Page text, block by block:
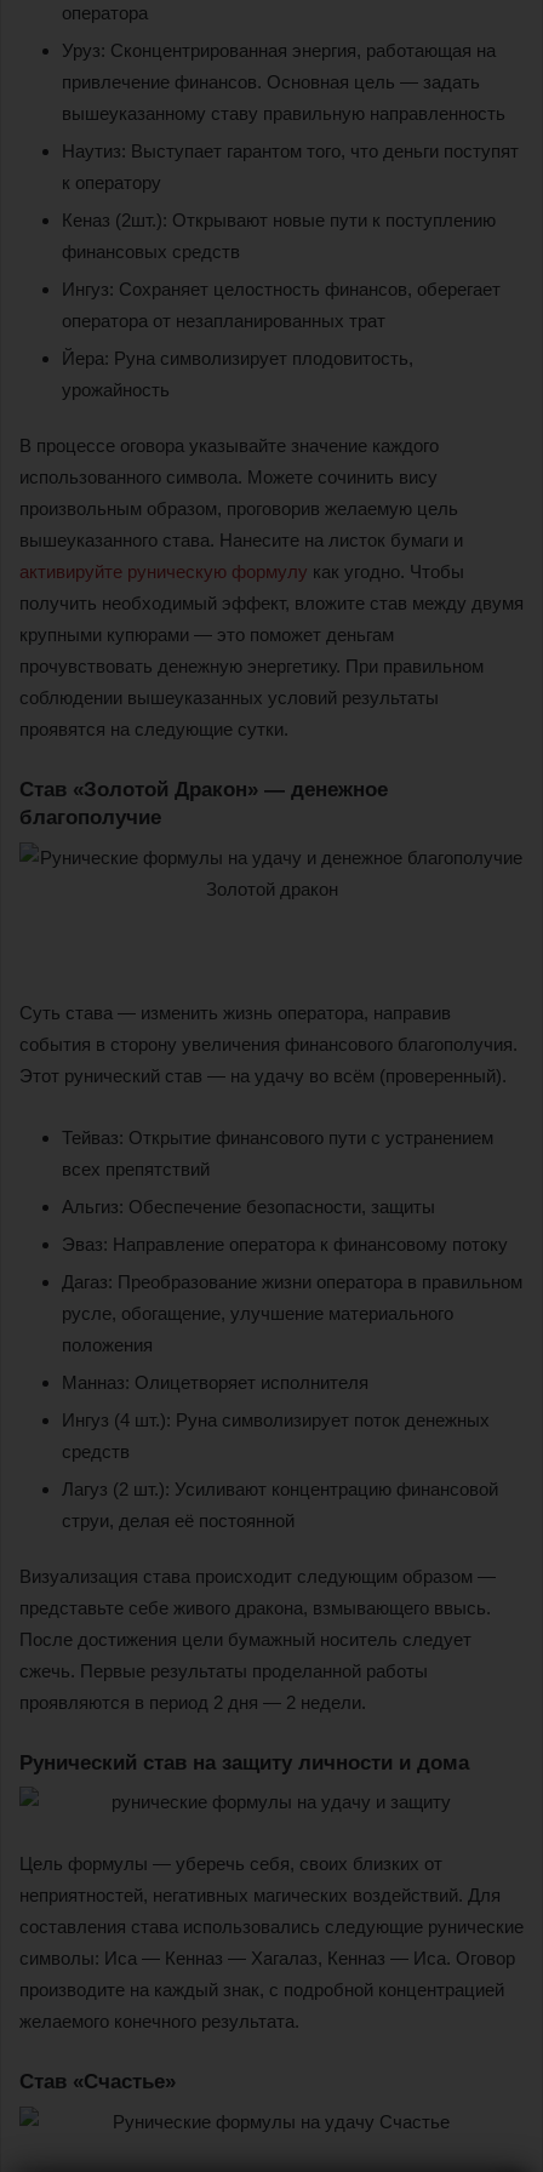
оператора
Уруз: Сконцентрированная энергия, работающая на
привлечение финансов. Основная цель — задать
вышеуказанному ставу правильную направленность
Наутиз: Выступает гарантом того, что деньги поступят
к оператору
Кеназ (2шт.): Открывают новые пути к поступлению
финансовых средств
Ингуз: Сохраняет целостность финансов, оберегает
оператора от незапланированных трат
Йера: Руна символизирует плодовитость,
урожайность
В процессе оговора указывайте значение каждого
использованного символа. Можете сочинить вису
произвольным образом, проговорив желаемую цель
вышеуказанного става. Нанесите на листок бумаги и
активируйте руническую формулу как угодно. Чтобы
получить необходимый эффект, вложите став между двумя
крупными купюрами — это поможет деньгам
прочувствовать денежную энергетику. При правильном
соблюдении вышеуказанных условий результаты
проявятся на следующие сутки.
Став «Золотой Дракон» — денежное
благополучие
Суть става — изменить жизнь оператора, направив
события в сторону увеличения финансового благополучия.
Этот рунический став — на удачу во всём (проверенный).
Тейваз: Открытие финансового пути с устранением
всех препятствий
Альгиз: Обеспечение безопасности, защиты
Эваз: Направление оператора к финансовому потоку
Дагаз: Преобразование жизни оператора в правильном
русле, обогащение, улучшение материального
положения
Манназ: Олицетворяет исполнителя
Ингуз (4 шт.): Руна символизирует поток денежных
средств
Лагуз (2 шт.): Усиливают концентрацию финансовой
струи, делая её постоянной
Визуализация става происходит следующим образом —
представьте себе живого дракона, взмывающего ввысь.
После достижения цели бумажный носитель следует
сжечь. Первые результаты проделанной работы
проявляются в период 2 дня — 2 недели.
Рунический став на защиту личности и дома
Цель формулы — уберечь себя, своих близких от
неприятностей, негативных магических воздействий. Для
составления става использовались следующие рунические
символы: Иса — Кенназ — Хагалаз, Кенназ — Иса. Оговор
производите на каждый знак, с подробной концентрацией
желаемого конечного результата.
Став «Счастье»